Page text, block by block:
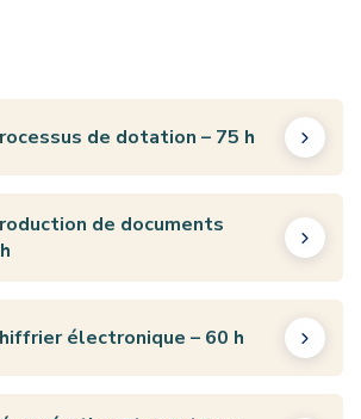
de dotation – 75 h
de documents
électronique – 60 h